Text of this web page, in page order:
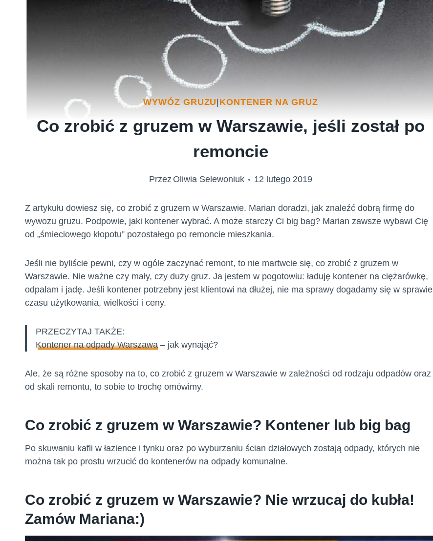
WYWÓZ GRUZU KONTENER NA GRUZ
Co zrobić z gruzem w Warszawie, jeśli został po
remoncie
Przez Oliwia Selewoniuk 12 lutego 2019
Z artykułu dowiesz się, co zrobić z gruzem w Warszawie. Marian doradzi, jak znaleźć dobrą firmę do
wywozu gruzu. Podpowie, jaki kontener wybrać. A może starczy Ci big bag? Marian zawsze wybawi Cię
od „śmieciowego kłopotu” pozostałego po remoncie mieszkania.
Jeśli nie byliście pewni, czy w ogóle zaczynać remont, to nie martwcie się, co zrobić z gruzem w
Warszawie. Nie ważne czy mały, czy duży gruz. Ja jestem w pogotowiu: ładuję kontener na ciężarówkę,
odpalam i jadę. Jeśli kontener potrzebny jest klientowi na dłużej, nie ma sprawy dogadamy się w sprawie
czasu użytkowania, wielkości i ceny.
PRZECZYTAJ TAKŻE:
Kontener na odpady Warszawa – jak wynająć?
Ale, że są różne sposoby na to, co zrobić z gruzem w Warszawie w zależności od rodzaju odpadów oraz
od skali remontu, to sobie to trochę omówimy.
Co zrobić z gruzem w Warszawie? Kontener lub big bag
Po skuwaniu kafli w łazience i tynku oraz po wyburzaniu ścian działowych zostają odpady, których nie
można tak po prostu wrzucić do kontenerów na odpady komunalne.
Co zrobić z gruzem w Warszawie? Nie wrzucaj do kubła!
Zamów Mariana:)